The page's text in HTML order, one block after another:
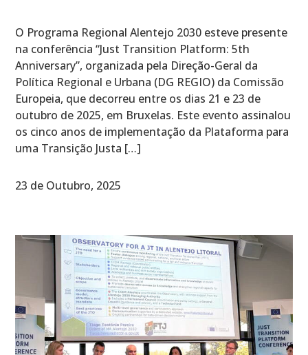
O Programa Regional Alentejo 2030 esteve presente
na conferência “Just Transition Platform: 5th
Anniversary”, organizada pela Direção-Geral da
Política Regional e Urbana (DG REGIO) da Comissão
Europeia, que decorreu entre os dias 21 e 23 de
outubro de 2025, em Bruxelas. Este evento assinalou
os cinco anos de implementação da Plataforma para
uma Transição Justa […]
23 de Outubro, 2025